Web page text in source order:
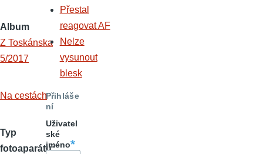
Album
Z Toskánska
5/2017
Na cestách
Typ
fotoaparátu
Přestal
reagovat AF
Nelze
vysunout
blesk
Přihláše
ní
Uživatel
ské
jméno